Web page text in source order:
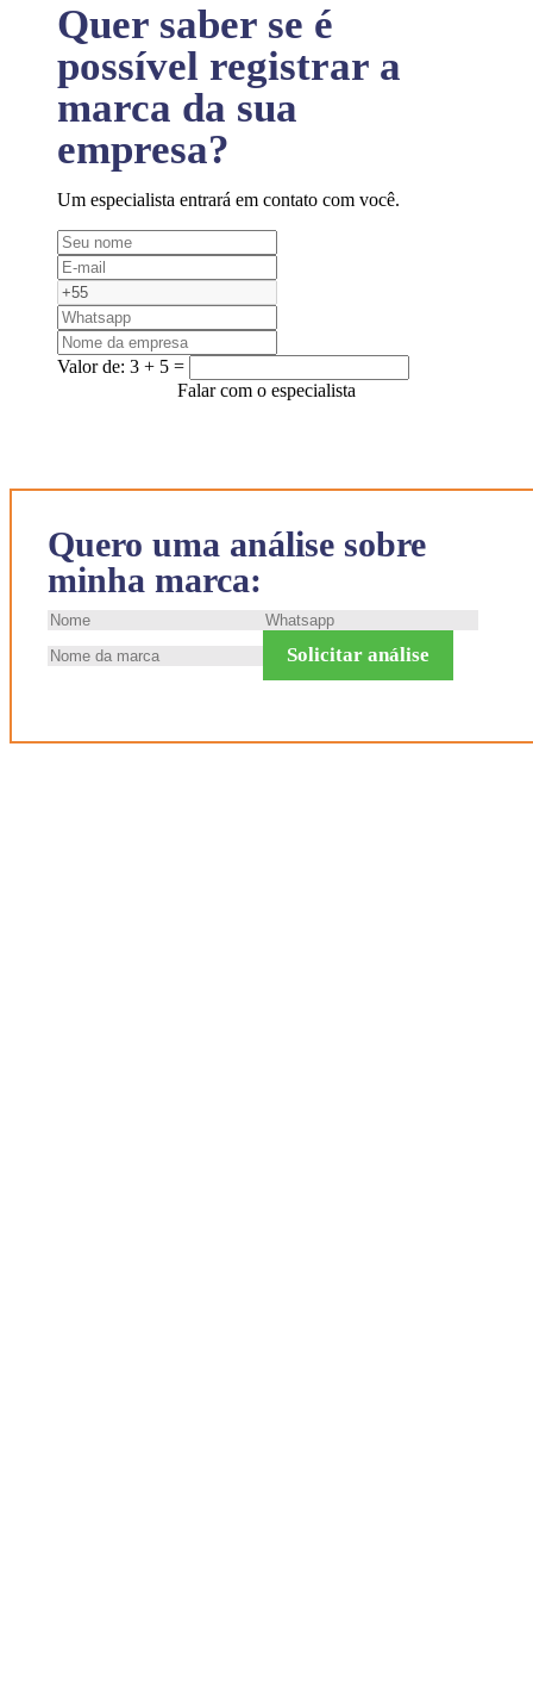
Quero uma análise sobre
minha marca:
Solicitar análise
Quer saber se é
possível registrar a
marca da sua
empresa?
Um especialista entrará em contato com você.
Valor de: 3 + 5 =
Falar com o especialista